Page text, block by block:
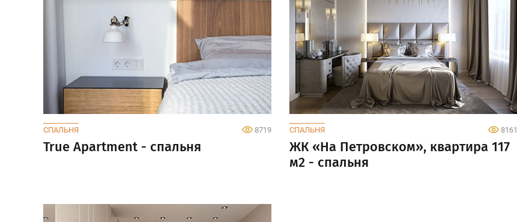
СПАЛЬНЯ 8719
True Apartment - спальня
СПАЛЬНЯ 8161
ЖК «На Петровском», квартира 117
м2 - спальня